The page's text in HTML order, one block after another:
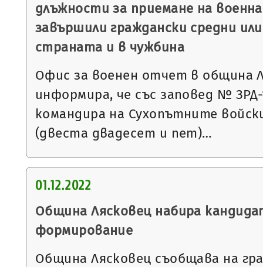
длъжности за приемане на
завършили граждански средни
страната и в чужбина
Офис за военен отчет в община
информира, че със заповед № ЗРД-
командира на Сухопътните
(двеста двадесет и пет)…
01.12.2022
Община Лясковец набира
формирование
Община Лясковец съобщава на